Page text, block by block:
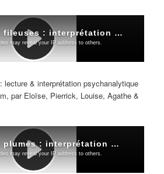
: lecture & interprétation psychanalytique
par Eloïse, Pierrick, Louise, Agathe &